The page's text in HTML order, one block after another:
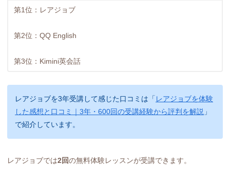
第1位：レアジョブ
第2位：QQ English
第3位：Kimini英会話
レアジョブを3年受講して感じた口コミは「 レアジョブを体験
した感想と口コミ｜3年・600回の受講経験から評判を解説 」
で紹介しています。
レアジョブでは2回の無料体験レッスンが受講できます。